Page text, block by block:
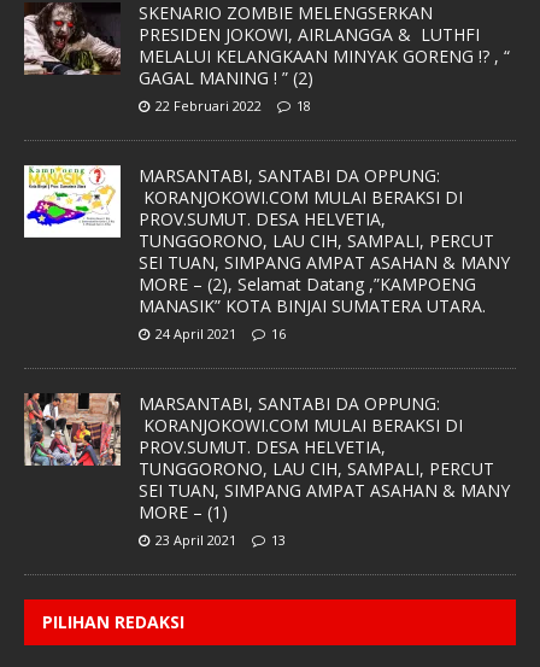
SKENARIO ZOMBIE MELENGSERKAN
PRESIDEN JOKOWI, AIRLANGGA & LUTHFI
MELALUI KELANGKAAN MINYAK GORENG !? , “
GAGAL MANING ! ” (2)
22 Februari 2022 18
MARSANTABI, SANTABI DA OPPUNG:
KORANJOKOWI.COM MULAI BERAKSI DI
PROV.SUMUT. DESA HELVETIA,
TUNGGORONO, LAU CIH, SAMPALI, PERCUT
SEI TUAN, SIMPANG AMPAT ASAHAN & MANY
MORE – (2), Selamat Datang ,”KAMPOENG
MANASIK” KOTA BINJAI SUMATERA UTARA.
24 April 2021 16
MARSANTABI, SANTABI DA OPPUNG:
KORANJOKOWI.COM MULAI BERAKSI DI
PROV.SUMUT. DESA HELVETIA,
TUNGGORONO, LAU CIH, SAMPALI, PERCUT
SEI TUAN, SIMPANG AMPAT ASAHAN & MANY
MORE – (1)
23 April 2021 13
PILIHAN REDAKSI